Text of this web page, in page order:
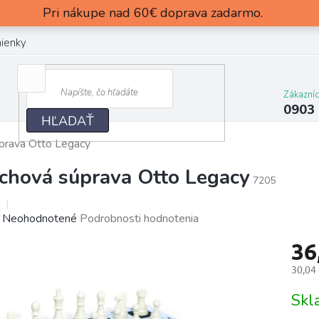
Pri nákupe nad 60€ doprava zadarmo.
HĽADAŤ
0903
Otto Legacy
súprava Otto Legacy 7205
Priemerné
5
Neohodnotené Podrobnosti hodnotenia
30,04
cena: